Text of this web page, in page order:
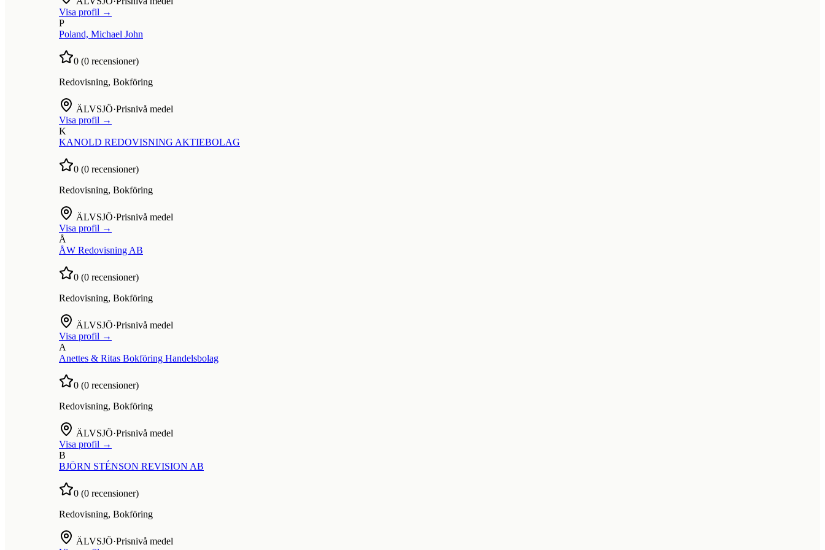
Visa profil →
P
Poland, Michael John
0 (0 recensioner)
Redovisning, Bokföring
ÄLVSJÖ·Prisnivå medel
Visa profil →
K
KANOLD REDOVISNING AKTIEBOLAG
0 (0 recensioner)
Redovisning, Bokföring
ÄLVSJÖ·Prisnivå medel
Visa profil →
Å
ÅW Redovisning AB
0 (0 recensioner)
Redovisning, Bokföring
ÄLVSJÖ·Prisnivå medel
Visa profil →
A
Anettes & Ritas Bokföring Handelsbolag
0 (0 recensioner)
Redovisning, Bokföring
ÄLVSJÖ·Prisnivå medel
Visa profil →
B
BJÖRN STÉNSON REVISION AB
0 (0 recensioner)
Redovisning, Bokföring
ÄLVSJÖ·Prisnivå medel